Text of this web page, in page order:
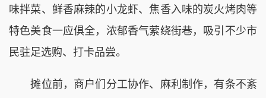
味拌菜、鲜香麻辣的小龙虾、焦香入味的炭火烤肉等
特色美食一应俱全，浓郁香气萦绕街巷，吸引不少市
民驻足选购、打卡品尝。
摊位前，商户们分工协作、麻利制作，有条不紊